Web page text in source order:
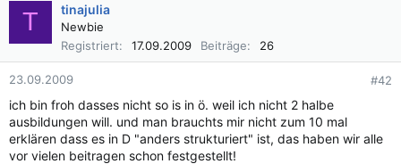
T tinajulia
Newbie
Registriert
17.09.2009 Beiträge 26
23.09.2009 #42
ich bin froh dasses nicht so is in ö. weil ich nicht 2 halbe
ausbildungen will. und man brauchts mir nicht zum 10 mal
erklären dass es in D "anders strukturiert" ist, das haben wir alle
vor vielen beitragen schon festgestellt!